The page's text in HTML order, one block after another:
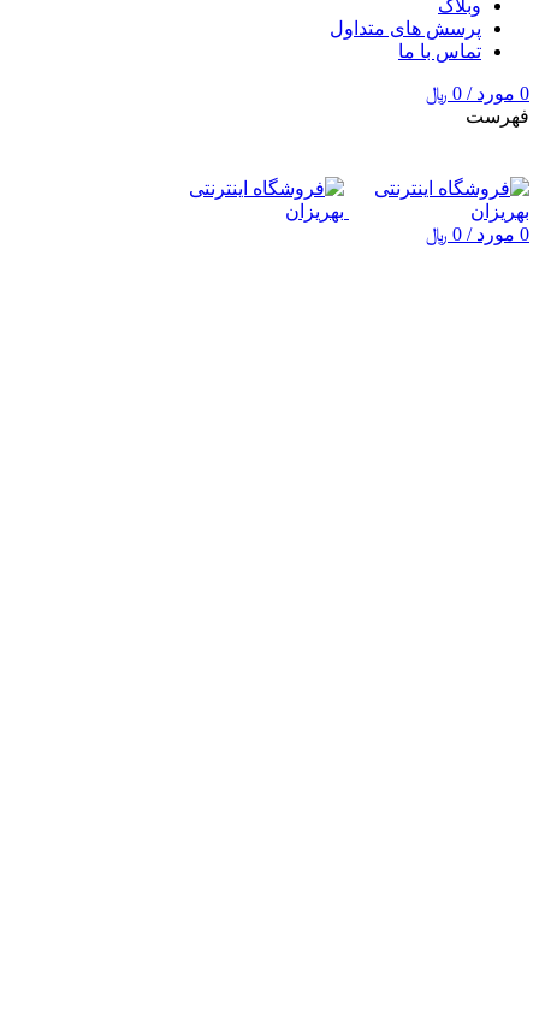
وبلاگ
پرسش های متداول
تماس با ما
0 مورد /
0 ﷼
فهرست
0 مورد /
0 ﷼